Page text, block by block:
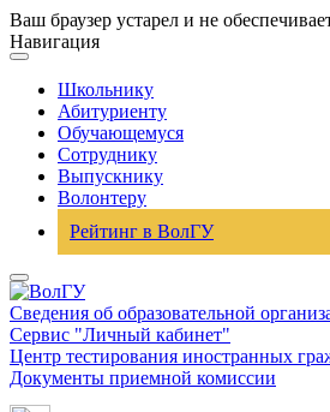
Ваш браузер устарел и не
Навигация
Школьнику
Абитуриенту
Обучающемуся
Сотруднику
Выпускнику
Волонтеру
Рейтинг в ВолГУ
Сведения об образовательной
Сервис "Личный кабинет"
Центр тестирования иностранных
Документы приемной комиссии